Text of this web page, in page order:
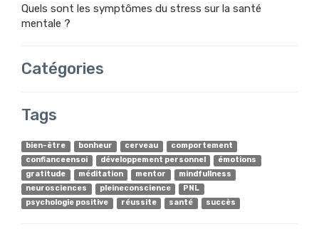
Quels sont les symptômes du stress sur la santé
mentale ?
Catégories
Tags
bien-être bonheur cerveau
comportement
confianceensoi
développement personnel
émotions
gratitude
méditation mentor
mindfullness
neurosciences
pleineconscience
PNL
psychologie positive
réussite santé succès